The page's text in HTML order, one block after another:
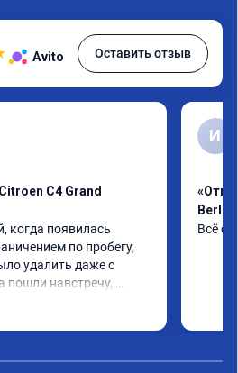
Avito Оставить отзыв
C4 Grand
когда появилась
по пробегу,
удалить даже с
навстречу,
час отшили как
И
Всё